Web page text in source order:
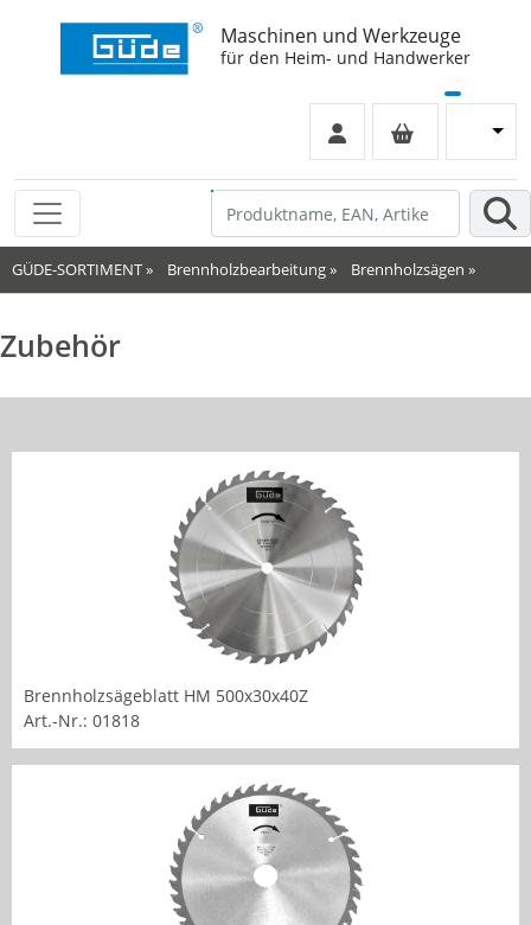
Maschinen und Werkzeuge
für den Heim- und Handwerker
GÜDE-SORTIMENT» Brennholzbearbeitung» Brennholzsägen »
Zubehör
Brennholzsägeblatt HM 500x30x40Z
Art.-Nr.: 01818